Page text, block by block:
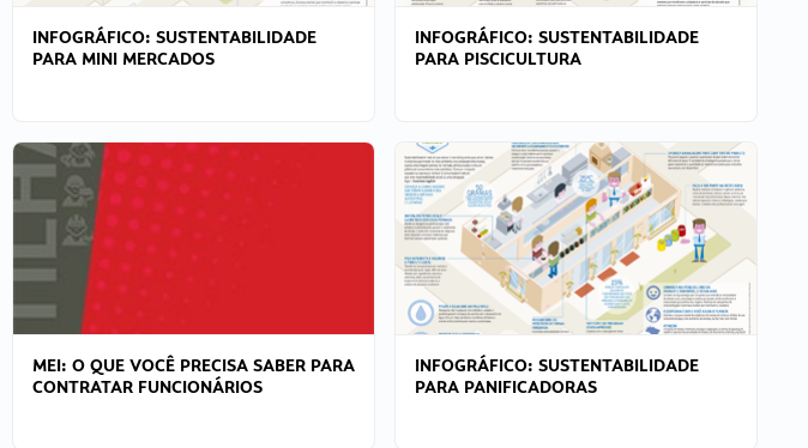
INFOGRÁFICO: SUSTENTABILIDADE
PARA MINI MERCADOS
INFOGRÁFICO: SUSTENTABILIDADE
PARA PISCICULTURA
MEI: O QUE VOCÊ PRECISA SABER PARA
CONTRATAR FUNCIONÁRIOS
INFOGRÁFICO: SUSTENTABILIDADE
PARA PANIFICADORAS